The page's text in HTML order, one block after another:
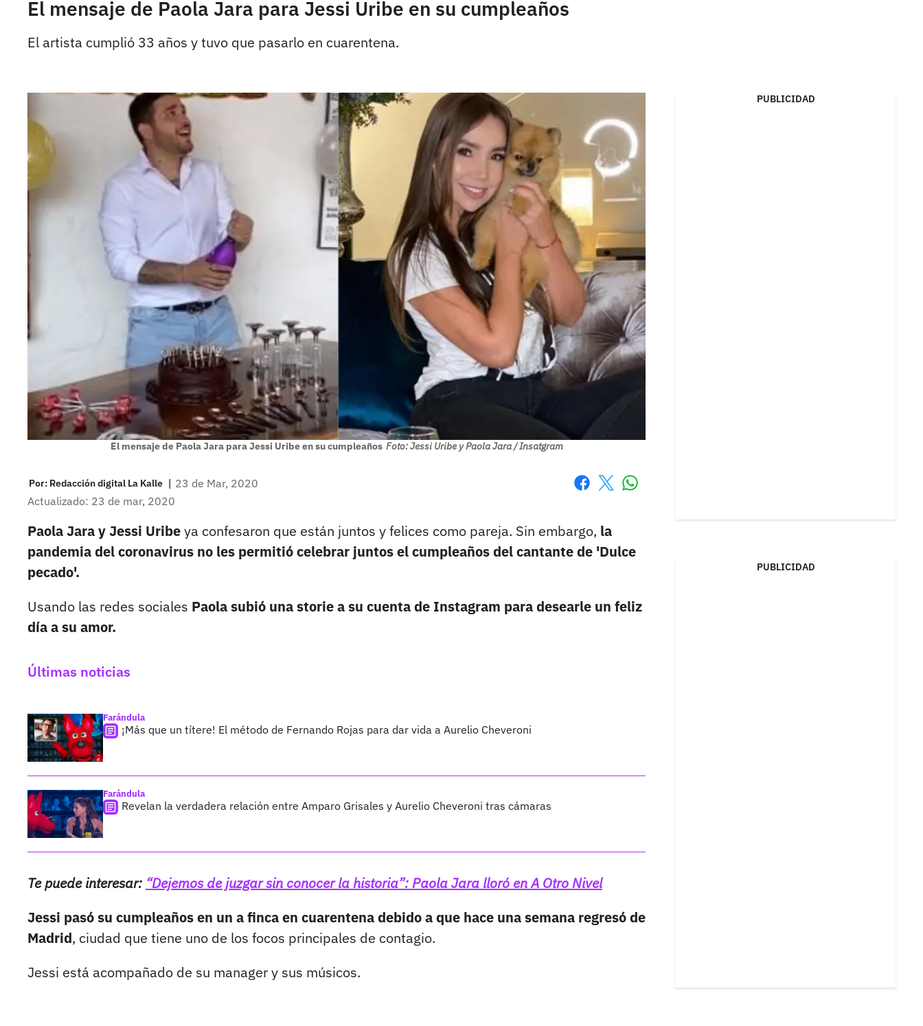
El mensaje de Paola Jara para Jessi Uribe en su cumpleaños
El artista cumplió 33 años y tuvo que pasarlo en cuarentena.
El mensaje de Paola Jara para Jessi Uribe en su cumpleaños Foto: Jessi Uribe y Paola Jara / Insatgram
Por: Redacción digital La Kalle | 23 de Mar, 2020
Actualizado: 23 de mar, 2020
Paola Jara y Jessi Uribeya confesaron que están juntos y felices como pareja. Sin embargo, la
pandemia del coronavirus no les permitió celebrar juntos el cumpleaños del cantante de 'Dulce
pecado'.
Usando las redes sociales Paola subió una storie a su cuenta de Instagram para desearle un feliz
día a su amor.
Últimas noticias
Farándula
¡Más que un títere! El método de Fernando Rojas para dar vida a Aurelio Cheveroni
Farándula
Revelan la verdadera relación entre Amparo Grisales y Aurelio Cheveroni tras cámaras
Te puede interesar: “Dejemos de juzgar sin conocer la historia”: Paola Jara lloró en A Otro Nivel
Jessi pasó su cumpleaños en un a finca en cuarentena debido a que hace una semana regresó de
Madrid, ciudad que tiene uno de los focos principales de contagio.
Jessi está acompañado de su manager y sus músicos.
PUBLICIDAD
PUBLICIDAD